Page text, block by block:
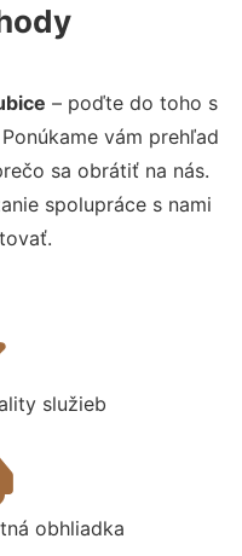
– poďte do toho s
vám prehľad
sa obrátiť na nás.
spolupráce s nami
služieb
obhliadka